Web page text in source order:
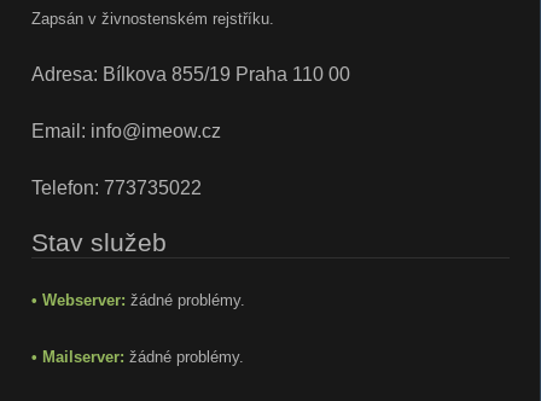
Zapsán v živnostenském rejstříku.
Adresa: Bílkova 855/19 Praha 110 00
Email: info@imeow.cz
Telefon: 773735022
Stav služeb
• Webserver: žádné problémy.
• Mailserver: žádné problémy.